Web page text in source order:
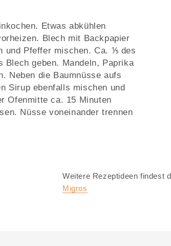
Etwas abkühlen
Blech mit Backpapier
und Pfeffer mischen. Ca. ⅕ des
Blech geben. Mandeln, Paprika
Neben die Baumnüsse aufs
Sirup ebenfalls mischen und
Ofenmitte ca. 15 Minuten
Nüsse voneinander trennen
Weitere Rezeptideen findest
Migros